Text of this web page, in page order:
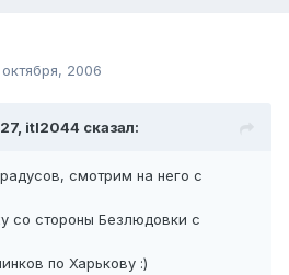
2006
itl2044 сказал:
смотрим на него с
со стороны Безлюдовки с
по Харькову :)